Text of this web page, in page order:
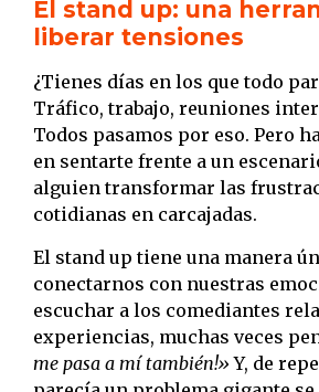
El stand up: una
liberar tensiones
¿Tienes días en los que todo
Tráfico, trabajo, reuniones
Todos pasamos por eso. Pero
en sentarte frente a un
alguien transformar las
cotidianas en carcajadas.
El stand up tiene una manera
conectarnos con nuestras
escuchar a los comediantes
experiencias, muchas veces
me pasa a mí también!» Y, de